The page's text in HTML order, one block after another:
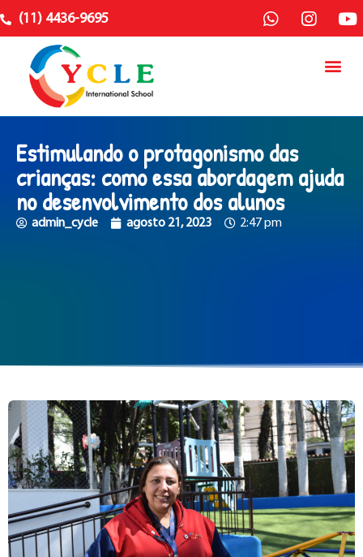
(11) 4436-9695
Estimulando o protagonismo das
crianças: como essa abordagem ajuda
no desenvolvimento dos alunos
admin_cycle agosto 21, 2023 2:47 pm